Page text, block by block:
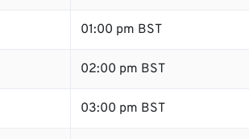
01:00 pm BST
02:00 pm BST
03:00 pm BST